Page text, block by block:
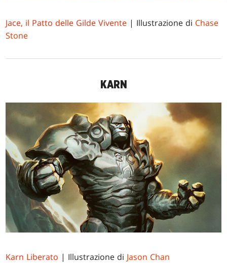
Jace, il Patto delle Gilde Vivente | Illustrazione di Chase
Stone
KARN
Karn Liberato | Illustrazione di Jason Chan